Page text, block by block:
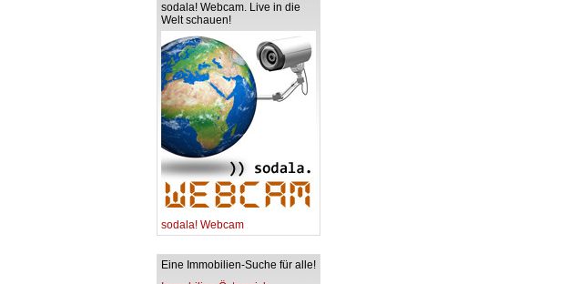
sodala! Webcam. Live in die
Welt schauen!
sodala! Webcam
Eine Immobilien-Suche für alle!